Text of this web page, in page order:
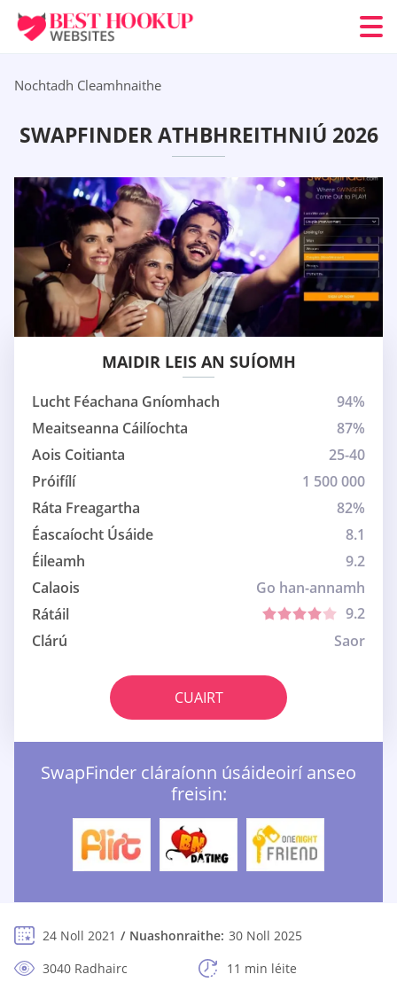
Nochtadh Cleamhnaithe
SWAPFINDER ATHBHREITHNIÚ 2026
MAIDIR LEIS AN SUÍOMH
Lucht Féachana Gníomhach
94%
Meaitseanna Cáilíochta
87%
Aois Coitianta
25-40
Próifílí
1 500 000
Ráta Freagartha
82%
Éascaíocht Úsáide
8.1
Éileamh
9.2
Calaois
Go han-annamh
Rátáil
9.2
Clárú
Saor
CUAIRT
SwapFinder cláraíonn úsáideoirí anseo
freisin:
24 Noll 2021 Nuashonraithe: 30 Noll 2025
3040 Radhairc
11 min léite